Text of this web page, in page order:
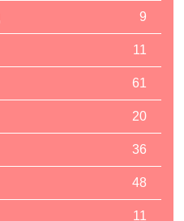
9
11
61
20
36
48
11